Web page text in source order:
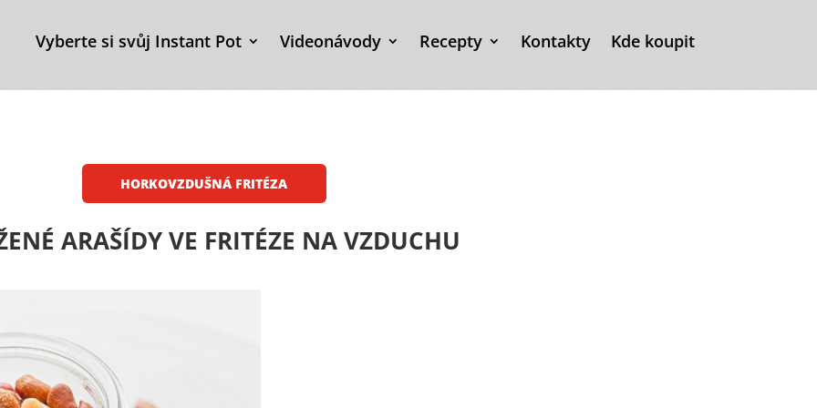
Vyberte si svůj Instant Pot Videonávody Recepty Kontakty Kde koupit
HORKOVZDUŠNÁ FRITÉZA
ARAŠÍDY VE FRITÉZE NA VZDUCHU